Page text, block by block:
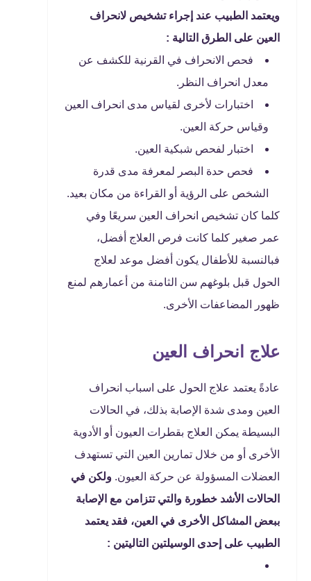
ويعتمد الطبيب عند إجراء تشخيص لانحراف
العين على الطرق التالية :
فحص الانحراف في القرنية للكشف عن
معدل انحراف النظر.
اختبارات لأخرى لقياس مدى انحراف العين
وقياس حركة العين.
اختبار لفحص شبكية العين.
فحص حدة البصر لمعرفة مدى قدرة
الشخص على الرؤية أو القراءة من مكان بعيد.
كلما كان تشخيص انحراف العين سريعًا وفي
عمر صغير كلما كانت فرص العلاج أفضل،
فبالنسبة للأطفال يكون أفضل موعد لعلاج
الحول قبل بلوغهم سن الثامنة من أعمارهم لمنع
ظهور المضاعفات الأخرى.
علاج انحراف العين
عادةً يعتمد علاج الحول على اسباب انحراف
العين ومدى شدة الإصابة بذلك، في الحالات
البسيطة يمكن العلاج بقطرات العيون أو الأدوية
الأخرى أو من خلال تمارين العين التي تستهدف
العضلات المسؤولة عن حركة العيون. ولكن في
الحالات الأشد خطورة والتي تتزامن مع الإصابة
ببعض المشاكل الأخرى في العين، فقد يعتمد
الطبيب على إحدى الوسيلتين التاليتين :